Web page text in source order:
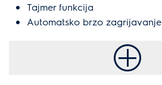
Tajmer funkcija
Automatsko brzo zagrijavanje